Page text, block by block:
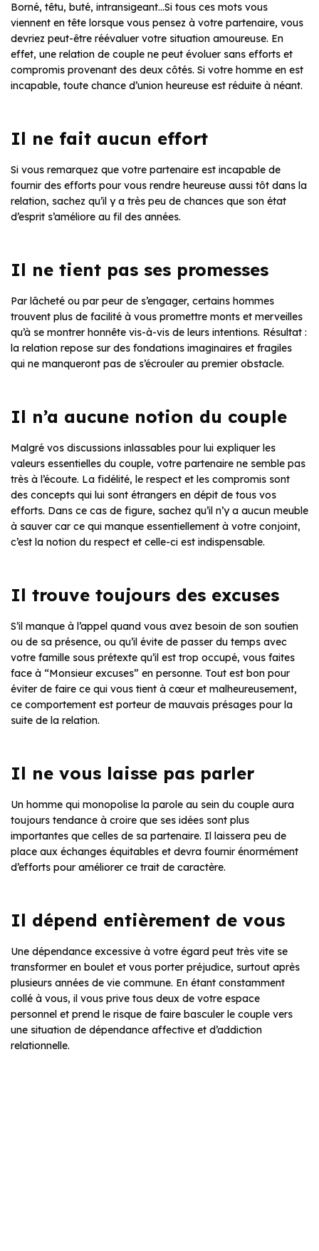
Borné, têtu, buté, intransigeant…Si tous ces mots vous
viennent en tête lorsque vous pensez à votre partenaire, vous
devriez peut-être réévaluer votre situation amoureuse. En
effet, une relation de couple ne peut évoluer sans efforts et
compromis provenant des deux côtés. Si votre homme en est
incapable, toute chance d’union heureuse est réduite à néant.
Il ne fait aucun effort
Si vous remarquez que votre partenaire est incapable de
fournir des efforts pour vous rendre heureuse aussi tôt dans la
relation, sachez qu’il y a très peu de chances que son état
d’esprit s’améliore au fil des années.
Il ne tient pas ses promesses
Par lâcheté ou par peur de s’engager, certains hommes
trouvent plus de facilité à vous promettre monts et merveilles
qu’à se montrer honnête vis-à-vis de leurs intentions. Résultat :
la relation repose sur des fondations imaginaires et fragiles
qui ne manqueront pas de s’écrouler au premier obstacle.
Il n’a aucune notion du couple
Malgré vos discussions inlassables pour lui expliquer les
valeurs essentielles du couple, votre partenaire ne semble pas
très à l’écoute. La fidélité, le respect et les compromis sont
des concepts qui lui sont étrangers en dépit de tous vos
efforts. Dans ce cas de figure, sachez qu’il n’y a aucun meuble
à sauver car ce qui manque essentiellement à votre conjoint,
c’est la notion du respect et celle-ci est indispensable.
Il trouve toujours des excuses
S’il manque à l’appel quand vous avez besoin de son soutien
ou de sa présence, ou qu’il évite de passer du temps avec
votre famille sous prétexte qu’il est trop occupé, vous faites
face à “Monsieur excuses” en personne. Tout est bon pour
éviter de faire ce qui vous tient à cœur et malheureusement,
ce comportement est porteur de mauvais présages pour la
suite de la relation.
Il ne vous laisse pas parler
Un homme qui monopolise la parole au sein du couple aura
toujours tendance à croire que ses idées sont plus
importantes que celles de sa partenaire. Il laissera peu de
place aux échanges équitables et devra fournir énormément
d’efforts pour améliorer ce trait de caractère.
Il dépend entièrement de vous
Une dépendance excessive à votre égard peut très vite se
transformer en boulet et vous porter préjudice, surtout après
plusieurs années de vie commune. En étant constamment
collé à vous, il vous prive tous deux de votre espace
personnel et prend le risque de faire basculer le couple vers
une situation de dépendance affective et d’addiction
relationnelle.